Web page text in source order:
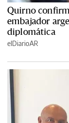
Quirno
embajador
diplomática
elDiarioAR